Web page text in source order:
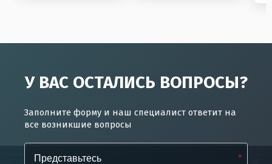
У ВАС ОСТАЛИСЬ ВОПРОСЫ?
Заполните форму и наш специалист ответит на
все возникшие вопросы
*